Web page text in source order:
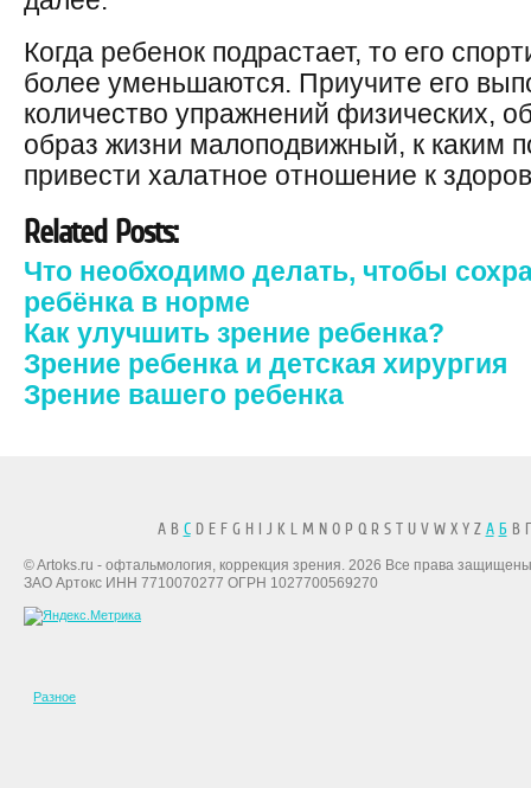
Когда ребенок подрастает, то его
более уменьшаются. Приучите его
количество упражнений физических,
образ жизни малоподвижный, к каким
привести халатное отношение к
Related Posts:
Что необходимо делать, чтобы
ребёнка в норме
Как улучшить зрение ребенка?
Зрение ребенка и детская хирургия
Зрение вашего ребенка
A B CD E F G H I J K L M N O P Q R S T U V W X Y Z А БВ
© Artoks.ru - офтальмология, коррекция зрения. 2026 Все права
ЗАО Артокс ИНН 7710070277 ОГРН 1027700569270
Разное